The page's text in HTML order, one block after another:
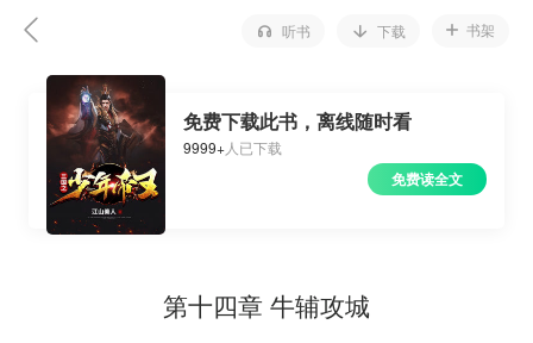
听书 下载 书架
免费下载此书，离线随时看
9999+人已下载
免费读全文
第十四章 牛辅攻城